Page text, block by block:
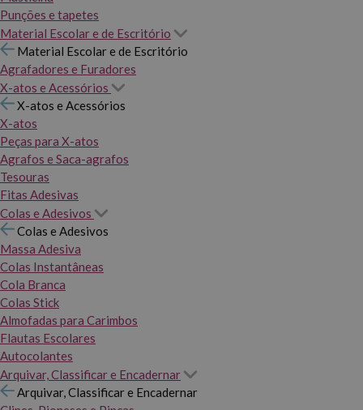
Punções e tapetes
Material Escolar e de Escritório
Material Escolar e de Escritório
Agrafadores e Furadores
X-atos e Acessórios
X-atos e Acessórios
X-atos
Peças para X-atos
Agrafos e Saca-agrafos
Tesouras
Fitas Adesivas
Colas e Adesivos
Colas e Adesivos
Massa Adesiva
Colas Instantâneas
Cola Branca
Colas Stick
Almofadas para Carimbos
Flautas Escolares
Autocolantes
Arquivar, Classificar e Encadernar
Arquivar, Classificar e Encadernar